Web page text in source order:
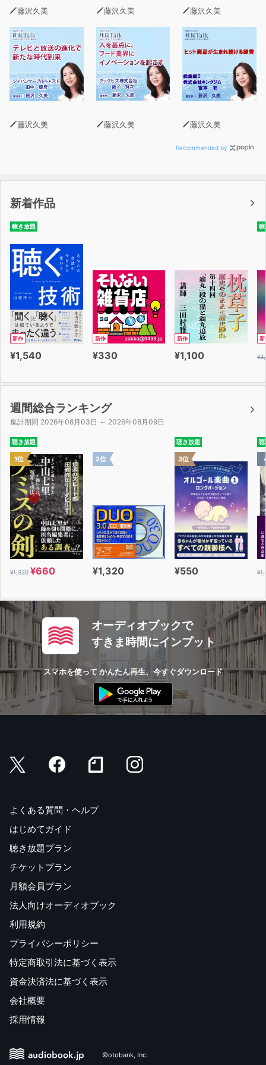
藤沢久美 藤沢久美 藤沢久美
藤沢久美 藤沢久美 藤沢久美
Recommended by
新着作品
聴き放題
新作
¥1,540
新作
¥330
新作
¥1,100
聴
新
週間総合ランキング
集計期間 2026年08月03日 ～ 2026年08月09日
聴き放題
1位
¥1,320 ¥660
2位
¥1,320
聴き放題
3位
¥550
聴
オーディオブックで
すきま時間にインプット
スマホを使って かんたん再生、今すぐダウンロード
よくある質問・ヘルプ
はじめてガイド
聴き放題プラン
チケットプラン
月額会員プラン
法人向けオーディオブック
利用規約
プライバシーポリシー
特定商取引法に基づく表示
資金決済法に基づく表示
会社概要
採用情報
©otobank, Inc.